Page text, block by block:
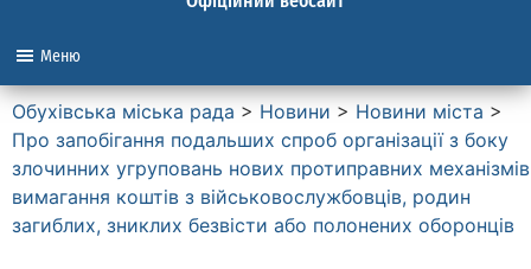
Меню
Обухівська міська рада > Новини > Новини міста >
Про запобігання подальших спроб організації з боку
злочинних угруповань нових протиправних механізмів
вимагання коштів з військовослужбовців, родин
загиблих, зниклих безвісти або полонених оборонців